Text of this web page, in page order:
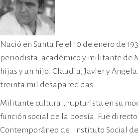
Nació en Santa Fe el 10 de enero de
periodista, académico y militante de
hijas y un hijo: Claudia, Javier y
treinta mil desaparecidas.
Militante cultural, rupturista en su
función social de la poesía. Fue
Contemporáneo del Instituto Social